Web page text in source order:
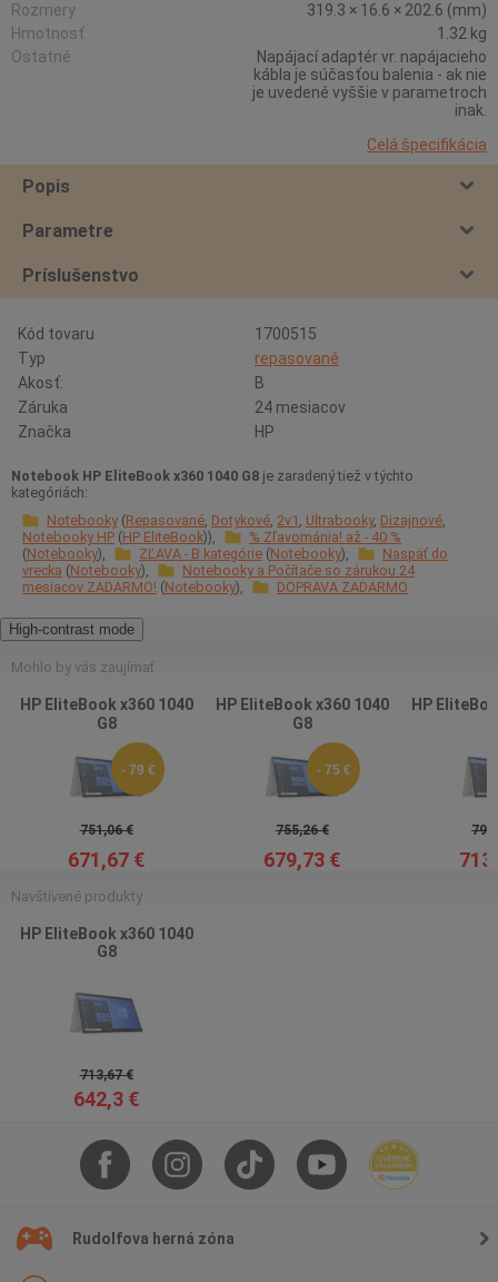
Rozmery
319.3 × 16.6 × 202.6 (mm)
Hmotnosť
1.32 kg
Ostatné
Napájací adaptér vr. napájacieho
kábla je súčasťou balenia - ak nie
je uvedené vyššie v parametroch
inak.
Celá špecifikácia
Popis
Parametre
Príslušenstvo
Kód tovaru
1700515
Typ
repasované
Akosť:
B
Záruka
24 mesiacov
Značka
HP
Notebook HP EliteBook x360 1040 G8 je zaradený tiež v týchto
kategóriách:
Notebooky Repasované Dotykové 2v1 Ultrabooky Dizajnové
Notebooky HP HP EliteBook
% Zľavománia! až - 40 %
Notebooky
ZĽAVA - B kategórie Notebooky
Naspäť do
vrecka Notebooky
Notebooky a Počítače so zárukou 24
mesiacov ZADARMO! Notebooky DOPRAVA ZADARMO
High-contrast mode
Mohlo by vás zaujímať
HP EliteBook x360 1040
G8
- 79 €
751,06 €
671,67 €
HP EliteBook x360 1040
G8
- 75 €
755,26 €
679,73 €
HP
Navštívené produkty
HP EliteBook x360 1040
G8
713,67 €
642,3 €
Rudolfova herná zóna